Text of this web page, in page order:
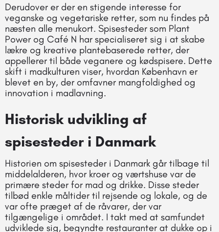
Derudover er der en stigende interesse for
veganske og vegetariske retter, som nu findes på
næsten alle menukort. Spisesteder som Plant
Power og Café N har specialiseret sig i at skabe
lækre og kreative plantebaserede retter, der
appellerer til både veganere og kødspisere. Dette
skift i madkulturen viser, hvordan København er
blevet en by, der omfavner mangfoldighed og
innovation i madlavning.
Historisk udvikling af
spisesteder i Danmark
Historien om spisesteder i Danmark går tilbage til
middelalderen, hvor kroer og værtshuse var de
primære steder for mad og drikke. Disse steder
tilbød enkle måltider til rejsende og lokale, og de
var ofte præget af de råvarer, der var
tilgængelige i området. I takt med at samfundet
udviklede sig, begyndte restauranter at dukke op i